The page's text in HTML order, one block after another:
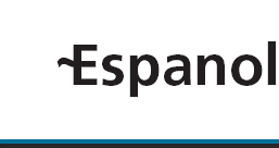
contenido